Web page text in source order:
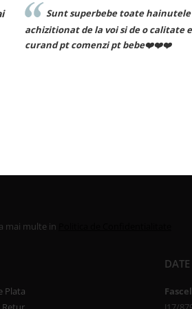
toate hainutele ce le am
la voi si de o calitate excelenta voi
pt bebe❤️❤️❤️
mai multe in
Plata